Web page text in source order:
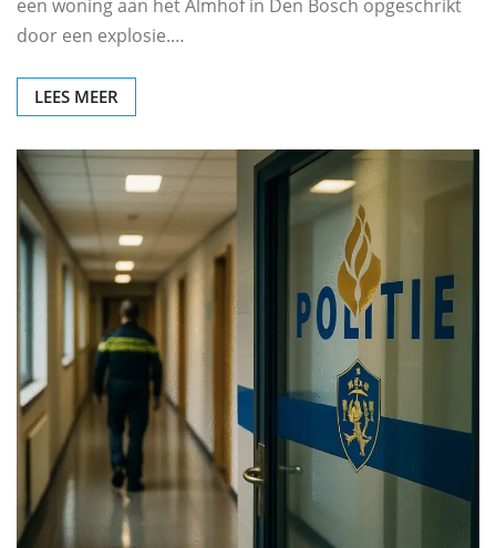
een woning aan het Almhof in Den Bosch opgeschrikt
door een explosie.…
LEES MEER